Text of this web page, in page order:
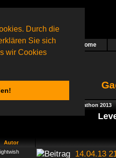
Durch die
Sie sich
wir Cookies
in Arbeit Home
18 Gäste)
Frühlingsmarathon 2013
Autor
14.04.13